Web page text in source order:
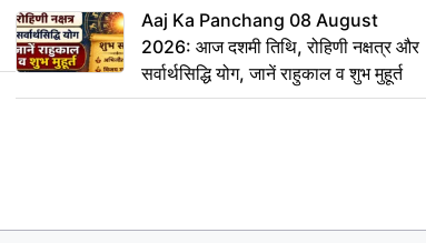
Aaj Ka Panchang 08 August
2026: आज दशमी तिथि, रोहिणी नक्षत्र और
सर्वार्थसिद्धि योग, जानें राहुकाल व शुभ मुहूर्त